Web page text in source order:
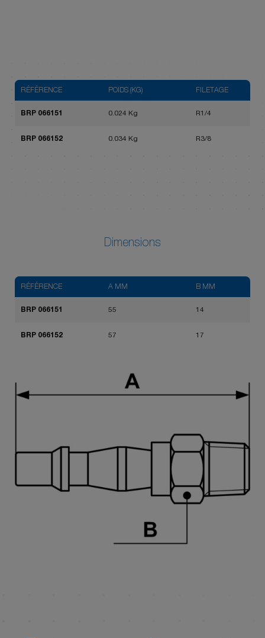
RÉFÉRENCE POIDS (KG) FILETAGE
BRP 066151 0.024 Kg R1/4
BRP 066152 0.034 Kg R3/8
Dimensions
RÉFÉRENCE A MM B MM
BRP 066151 55 14
BRP 066152 57 17